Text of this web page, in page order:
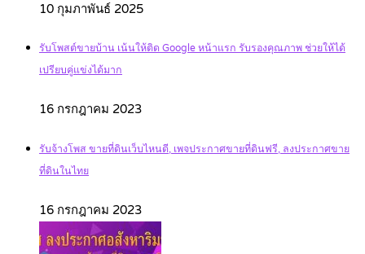
10 กุมภาพันธ์ 2025
รับโพสต์ขายบ้าน เน้นให้ติด Google หน้าแรก รับรองคุณภาพ ช่วยให้ได้
เปรียบคู่แข่งได้มาก
16 กรกฎาคม 2023
รับจ้างโพส ขายที่ดินเว็บไหนดี, เพจประกาศขายที่ดินฟรี, ลงประกาศขาย
ที่ดินในไทย
16 กรกฎาคม 2023